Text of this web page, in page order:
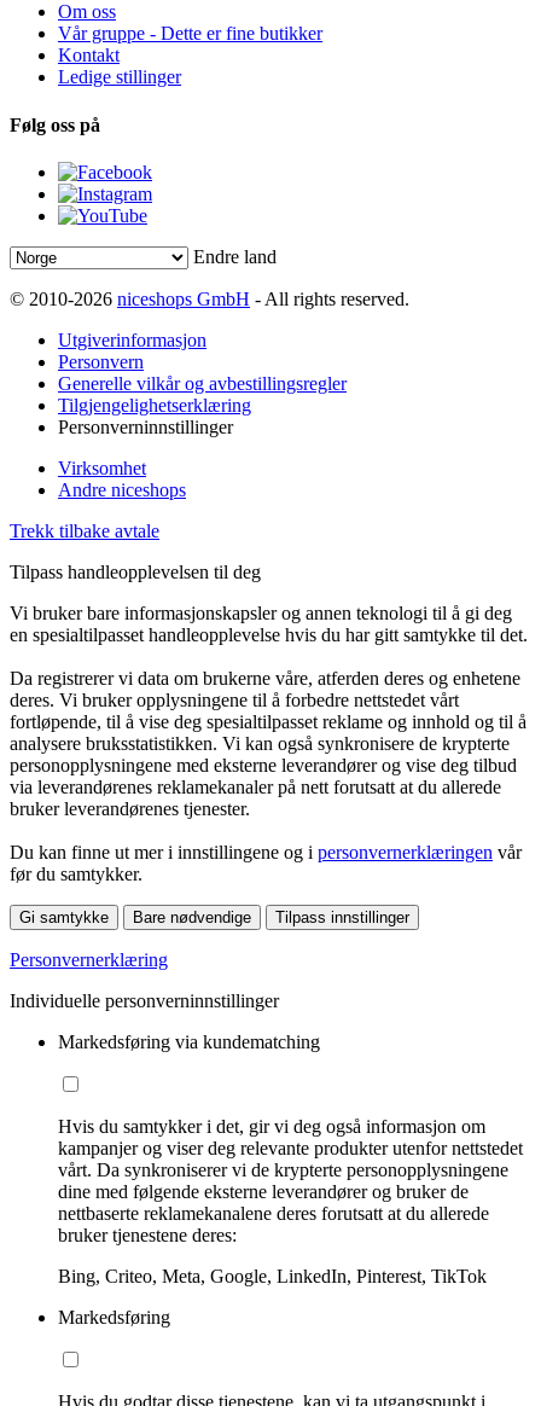
Om oss
Vår gruppe - Dette er fine butikker
Kontakt
Ledige stillinger
Følg oss på
Endre land
© 2010-2026 niceshops GmbH - All rights reserved.
Utgiverinformasjon
Personvern
Generelle vilkår og avbestillingsregler
Tilgjengelighetserklæring
Personverninnstillinger
Virksomhet
Andre niceshops
Trekk tilbake avtale
Tilpass handleopplevelsen til deg
Vi bruker bare informasjonskapsler og annen teknologi til å gi deg
en spesialtilpasset handleopplevelse hvis du har gitt samtykke til det.
Da registrerer vi data om brukerne våre, atferden deres og enhetene
deres. Vi bruker opplysningene til å forbedre nettstedet vårt
fortløpende, til å vise deg spesialtilpasset reklame og innhold og til å
analysere bruksstatistikken. Vi kan også synkronisere de krypterte
personopplysningene med eksterne leverandører og vise deg tilbud
via leverandørenes reklamekanaler på nett forutsatt at du allerede
bruker leverandørenes tjenester.
Du kan finne ut mer i innstillingene og i personvernerklæringen vår
før du samtykker.
Gi samtykke Bare nødvendige Tilpass innstillinger
Personvernerklæring
Individuelle personverninnstillinger
Markedsføring via kundematching
Hvis du samtykker i det, gir vi deg også informasjon om
kampanjer og viser deg relevante produkter utenfor nettstedet
vårt. Da synkroniserer vi de krypterte personopplysningene
dine med følgende eksterne leverandører og bruker de
nettbaserte reklamekanalene deres forutsatt at du allerede
bruker tjenestene deres:
Bing, Criteo, Meta, Google, LinkedIn, Pinterest, TikTok
Markedsføring
Hvis du godtar disse tjenestene, kan vi ta utgangspunkt i